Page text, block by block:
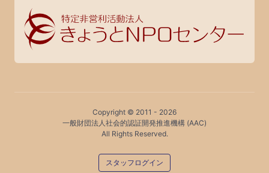
Copyright © 2011 - 2026
一般財団法人社会的認証開発推進機構 (AAC)
All Rights Reserved.
スタッフログイン